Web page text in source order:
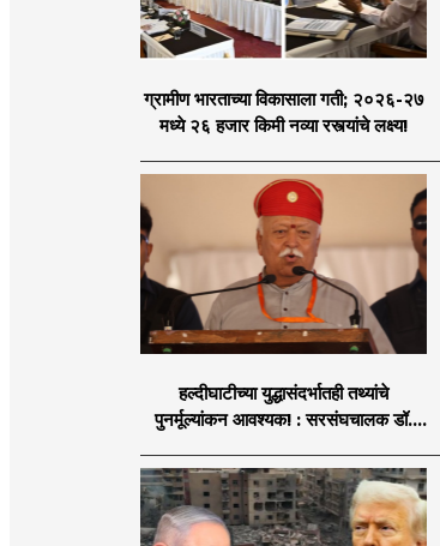
ग्रामीण भारताच्या विकासाला गती; २०२६-२७
मध्ये २६ हजार किमी नव्या रस्त्यांचे लक्ष्य!
हल्दीघाटीच्या युद्धासंदर्भातही तथ्यांचे
पुनर्मूल्यांकन आवश्यक! : सरसंघचालक डॉ.